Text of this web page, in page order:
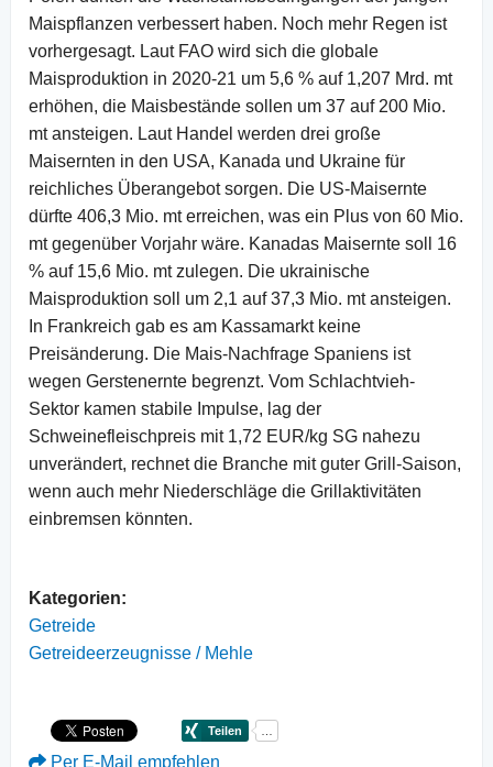
Maispflanzen verbessert haben. Noch mehr Regen ist
vorhergesagt. Laut FAO wird sich die globale
Maisproduktion in 2020-21 um 5,6 % auf 1,207 Mrd. mt
erhöhen, die Maisbestände sollen um 37 auf 200 Mio.
mt ansteigen. Laut Handel werden drei große
Maisernten in den USA, Kanada und Ukraine für
reichliches Überangebot sorgen. Die US-Maisernte
dürfte 406,3 Mio. mt erreichen, was ein Plus von 60 Mio.
mt gegenüber Vorjahr wäre. Kanadas Maisernte soll 16
% auf 15,6 Mio. mt zulegen. Die ukrainische
Maisproduktion soll um 2,1 auf 37,3 Mio. mt ansteigen.
In Frankreich gab es am Kassamarkt keine
Preisänderung. Die Mais-Nachfrage Spaniens ist
wegen Gerstenernte begrenzt. Vom Schlachtvieh-
Sektor kamen stabile Impulse, lag der
Schweinefleischpreis mit 1,72 EUR/kg SG nahezu
unverändert, rechnet die Branche mit guter Grill-Saison,
wenn auch mehr Niederschläge die Grillaktivitäten
einbremsen könnten.
Kategorien:
Getreide
Getreideerzeugnisse / Mehle
Per E-Mail empfehlen